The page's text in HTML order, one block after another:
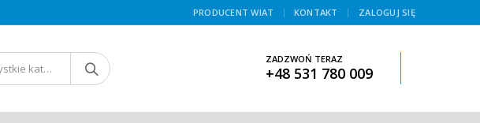
PRODUCENT WIAT | KONTAKT ZALOGUJ SIĘ
kategorie
ZADZWOŃ TERAZ
+48 531 780 009